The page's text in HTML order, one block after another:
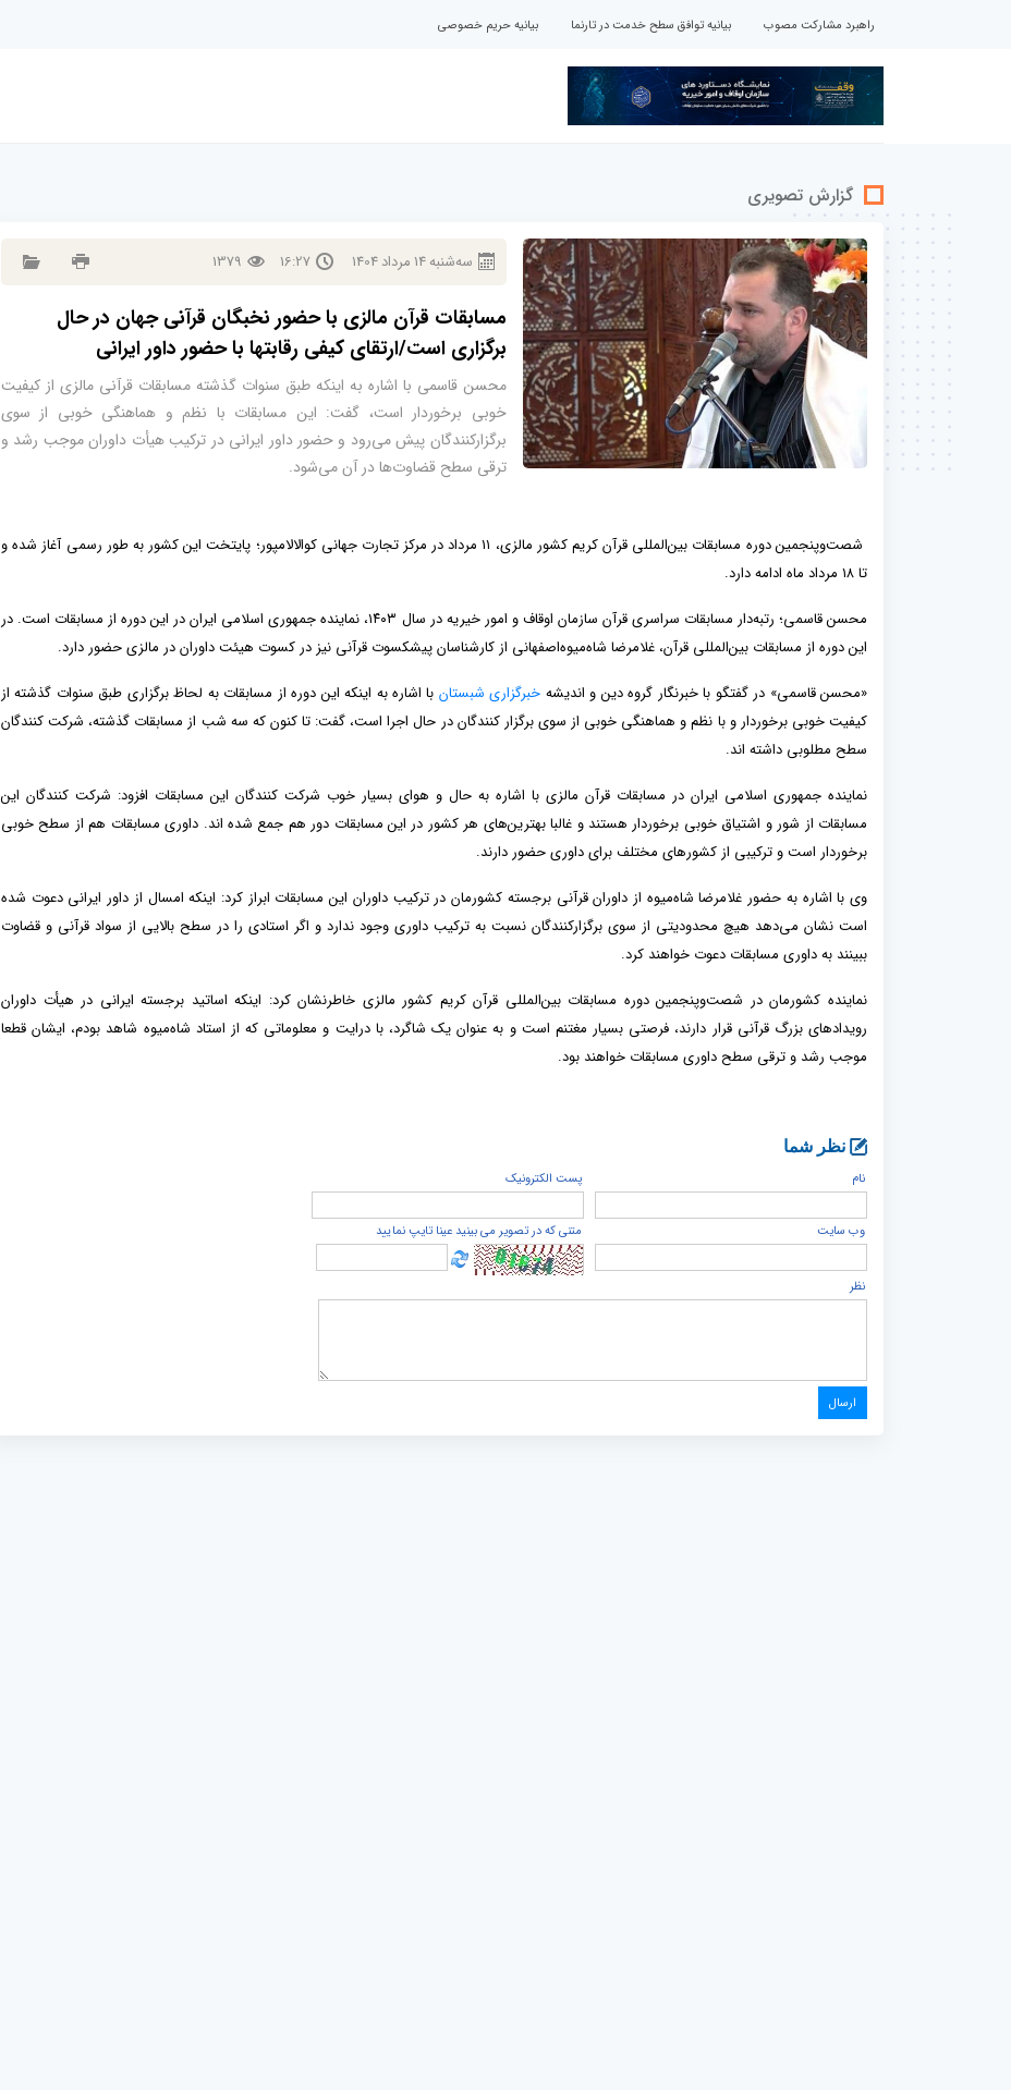
راهبرد مشارکت مصوب بیانیه توافق سطح خدمت در تارنما بیانیه حریم خصوصی
گزارش تصویری
سه‌شنبه14مرداد 1404
16:27
1379
مسابقات قرآن مالزی با حضور نخبگان قرآنی جهان در حال
برگزاری است/ارتقای کیفی رقابتها با حضور داور ایرانی
محسن قاسمی با اشاره به اینکه طبق سنوات گذشته مسابقات قرآنی مالزی از کیفیت
خوبی برخوردار است، گفت: این مسابقات با نظم و هماهنگی خوبی از سوی
برگزارکنندگان پیش می‌رود و حضور داور ایرانی در ترکیب هیأت داوران موجب رشد و
ترقی سطح قضاوت‌ها در آن می‌شود.
شصت‌وپنجمین دوره مسابقات بین‌المللی قرآن کریم کشور مالزی، ۱۱ مرداد در مرکز تجارت جهانی کوالالامپور؛ پایتخت این کشور به طور رسمی آغاز شده و
تا ۱۸ مرداد ماه ادامه دارد.
محسن قاسمی؛ رتبه‌دار مسابقات سراسری قرآن سازمان اوقاف و امور خیریه در سال ۱۴۰۳، نماینده جمهوری اسلامی ایران در این دوره از مسابقات است. در
این دوره از مسابقات بین‌المللی قرآن، غلامرضا شاه‌میوه‌اصفهانی از کارشناسان پیشکسوت قرآنی نیز در کسوت هیئت داوران در مالزی حضور دارد.
«محسن قاسمی» در گفتگو با خبرنگار گروه دین و اندیشه خبرگزاری شبستان با اشاره به اینکه این دوره از مسابقات به لحاظ برگزاری طبق سنوات گذشته از
کیفیت خوبی برخوردار و با نظم و هماهنگی خوبی از سوی برگزار کنندگان در حال اجرا است، گفت: تا کنون که سه شب از مسابقات گذشته، شرکت کنندگان
سطح مطلوبی داشته اند.
نماینده جمهوری اسلامی ایران در مسابقات قرآن مالزی با اشاره به حال و هوای بسیار خوب شرکت کنندگان این مسابقات افزود: شرکت کنندگان این
مسابقات از شور و اشتیاق خوبی برخوردار هستند و غالبا بهترین‌های هر کشور در این مسابقات دور هم جمع شده اند. داوری مسابقات هم از سطح خوبی
برخوردار است و ترکیبی از کشورهای مختلف برای داوری حضور دارند.
وی با اشاره به حضور غلامرضا شاه‌میوه از داوران قرآنی برجسته کشورمان در ترکیب داوران این مسابقات ابراز کرد: اینکه امسال از داور ایرانی دعوت شده
است نشان می‌دهد هیچ محدودیتی از سوی برگزارکنندگان نسبت به ترکیب داوری وجود ندارد و اگر استادی را در سطح بالایی از سواد قرآنی و قضاوت
ببینند به داوری مسابقات دعوت خواهند کرد.
نماینده کشورمان در شصت‌وپنجمین دوره مسابقات بین‌المللی قرآن کریم کشور مالزی خاطرنشان کرد: اینکه اساتید برجسته ایرانی در هیأت داوران
رویدادهای بزرگ قرآنی قرار دارند، فرصتی بسیار مغتنم است و به عنوان یک شاگرد، با درایت و معلوماتی که از استاد شاه‌میوه شاهد بودم، ایشان قطعا
موجب رشد و ترقی سطح داوری مسابقات خواهند بود.
نظر شما
نام
پست الكترونيک
وب سایت متنی که در تصویر می بینید عینا تایپ نمایید
نظر